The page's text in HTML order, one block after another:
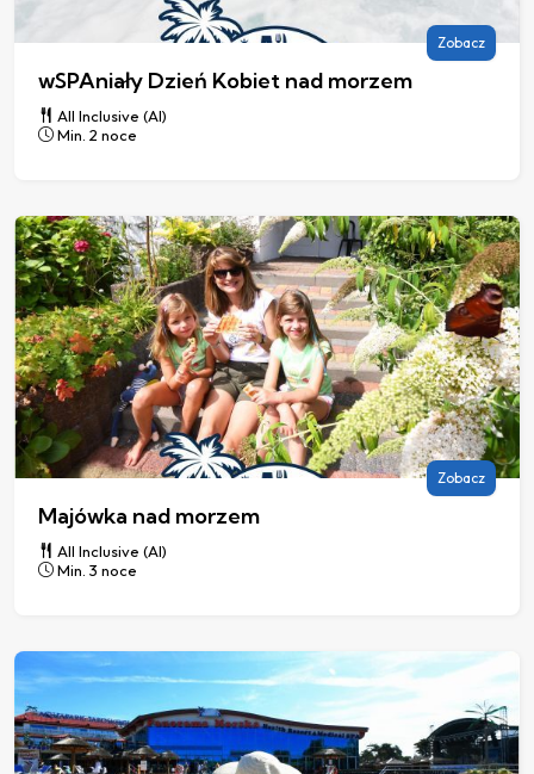
wSPAniały Dzień Kobiet nad morzem
All Inclusive (AI)
Min. 2 noce
Zobacz
Majówka nad morzem
All Inclusive (AI)
Min. 3 noce
Zobacz